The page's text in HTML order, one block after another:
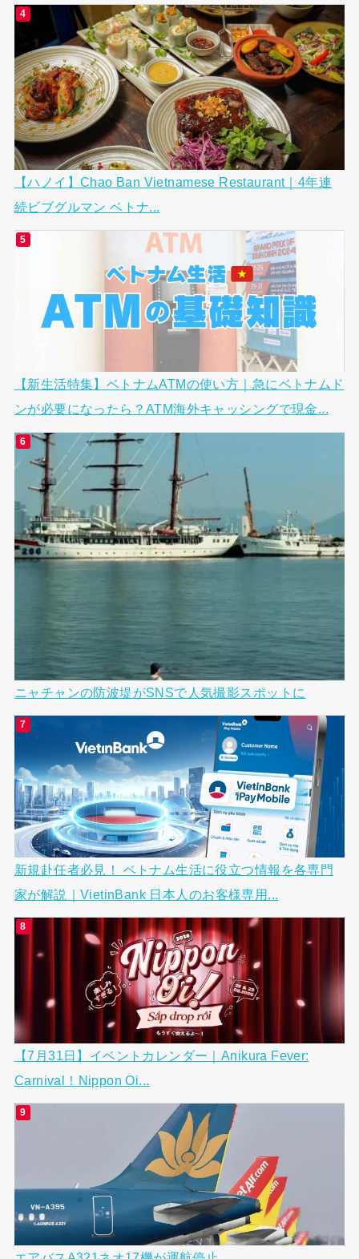
【ハノイ】Chao Ban Vietnamese Restaurant｜4年連
続ビブグルマン ベトナ...
【新生活特集】ベトナムATMの使い方｜急にベトナムド
ンが必要になったら？ATM海外キャッシングで現金...
ニャチャンの防波堤がSNSで人気撮影スポットに
新規赴任者必見！ ベトナム生活に役立つ情報を各専門
家が解説｜VietinBank 日本人のお客様専用...
【7月31日】イベントカレンダー｜Anikura Fever:
Carnival！Nippon Oi...